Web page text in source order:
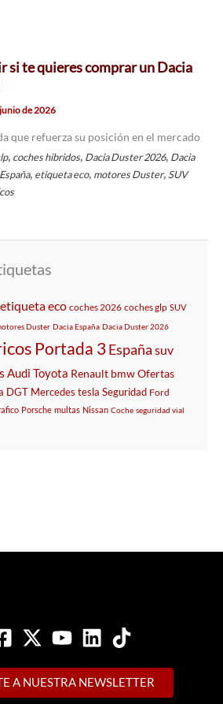
si te quieres comprar un Dacia
de 2026
que refuerza su posición en el mercado
, coches hibridos, Dacia Duster 2026, Dacia
, etiqueta eco, motores Duster, SUV
etiqueta eco coches 2026 coches glp SUV
Duster Dacia España Dacia Duster 2026
Portada 3España suv
Audi Toyota Renault bmwOfertas
DGT Mercedes tesla Seguridad Ford
Porsche multas Nissan Coche seguridad vial
A NUESTRA NEWSLETTER